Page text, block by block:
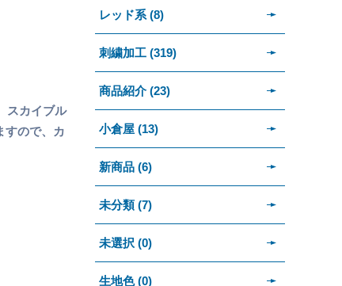
スカイブル
すので、カ
レッド系 (8)
刺繍加工 (319)
商品紹介 (23)
小倉屋 (13)
新商品 (6)
未分類 (7)
未選択 (0)
生地色 (0)